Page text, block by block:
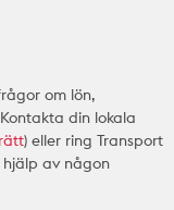
om lön,
din lokala
) eller ring Transport
av någon